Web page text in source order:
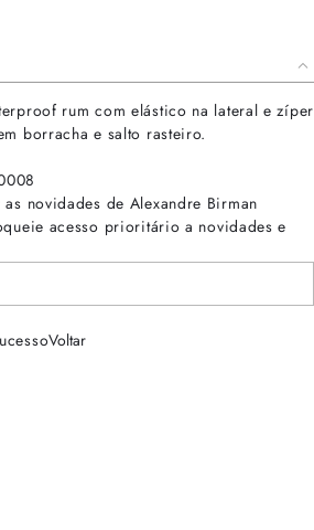
rum com elástico na lateral e zíper
borracha e salto rasteiro.
novidades de Alexandre Birman
acesso prioritário a novidades e
Voltar